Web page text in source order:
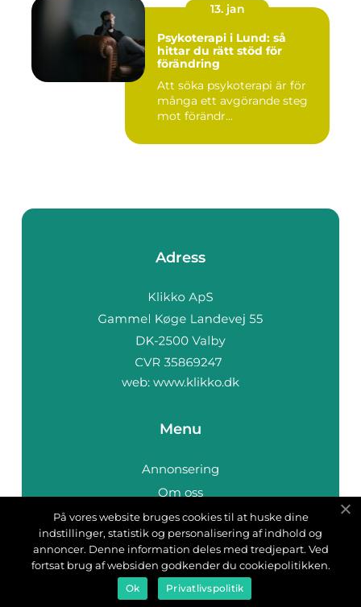
13. jan
Psykoterapi i Lund: så
hittar du rätt stöd för
förändring
Att söka psykoterapi är för
många ett avgörande steg
mot förändr...
Adress
web: www.klikko.dk
Menu
Annonsering
Om oss
Cookies
Kontakta oss
Sitemap
På vores website bruges cookies til at huske dine
indstillinger, statistik og personalisering af indhold og
annoncer. Denne information deles med tredjepart. Ved
fortsat brug af websiden godkender du cookiepolitikken.
Ok Privatlivspolitik